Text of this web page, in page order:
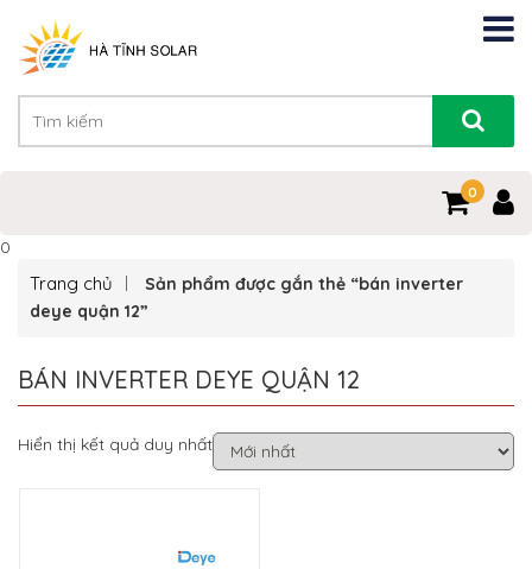
0
0
Trang chủ
Sản phẩm được gắn thẻ “bán inverter
deye quận 12”
BÁN INVERTER DEYE QUẬN 12
Hiển thị kết quả duy nhất